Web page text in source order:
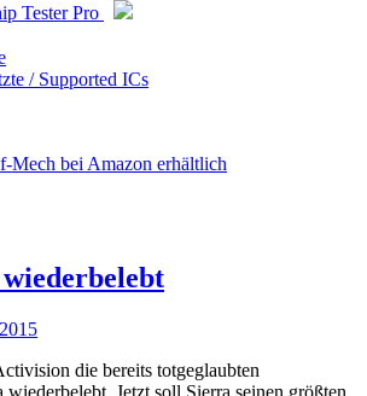
Tester Pro
/ Supported ICs
Mech bei Amazon erhältlich
die bereits totgeglaubten
wiederbelebt. Jetzt soll Sierra seinen größten